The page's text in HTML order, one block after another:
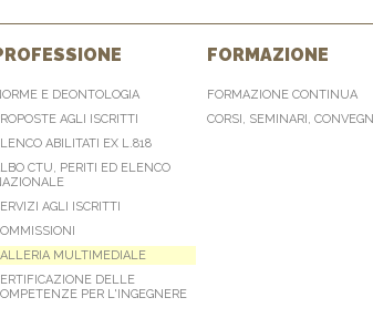
E DEONTOLOGIA
AGLI ISCRITTI
ABILITATI EX L.818
CTU, PERITI ED ELENCO
AGLI ISCRITTI
MULTIMEDIALE
DELLE
PER L'INGEGNERE
FORMAZIONE
FORMAZIONE CONTINUA
CORSI, SEMINARI, CONVEGNI